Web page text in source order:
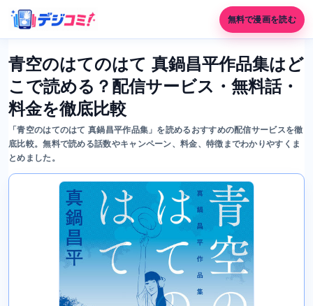
無料で漫画を読む
青空のはてのはて 真鍋昌平作品集はど
こで読める？配信サービス・無料話・
料金を徹底比較
「青空のはてのはて 真鍋昌平作品集」を読めるおすすめの配信サービスを徹
底比較。無料で読める話数やキャンペーン、料金、特徴までわかりやすくま
とめました。